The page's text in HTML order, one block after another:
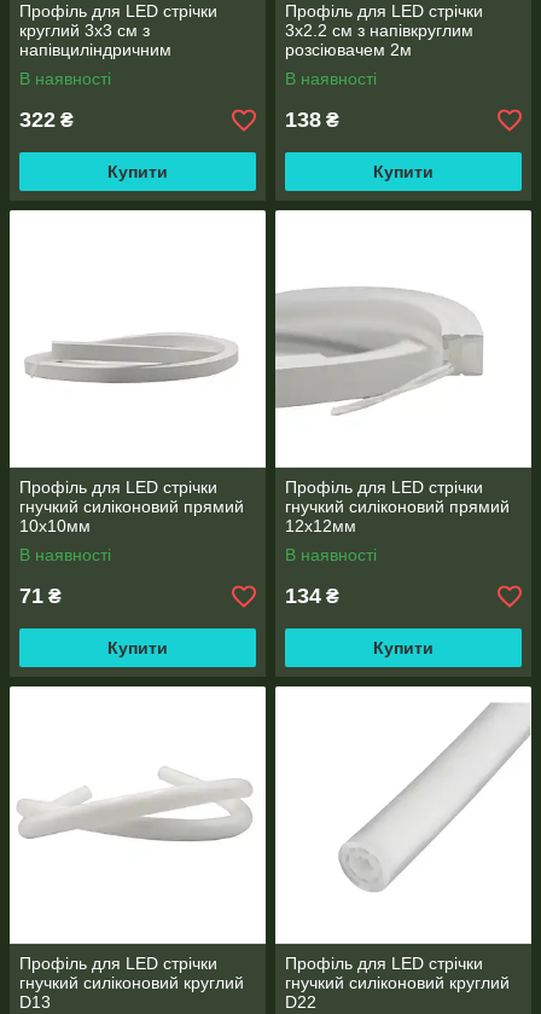
Профіль для LED стрічки
круглий 3х3 см з
напівциліндричним
розсіювачем 2м
В наявності
322 ₴
Купити
Профіль для LED стрічки
3х2.2 см з напівкруглим
розсіювачем 2м
В наявності
138 ₴
Купити
Профіль для LED стрічки
гнучкий силіконовий прямий
10х10мм
В наявності
71 ₴
Купити
Профіль для LED стрічки
гнучкий силіконовий прямий
12х12мм
В наявності
134 ₴
Купити
Профіль для LED стрічки
гнучкий силіконовий круглий
D13
Профіль для LED стрічки
гнучкий силіконовий круглий
D22